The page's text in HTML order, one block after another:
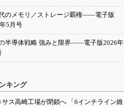
のメモリ／ストレージ覇権――電子版
5月号
半導体戦略 強みと限界――電子版2026年
キング
サス高崎工場が閉鎖へ 「6インチライン維